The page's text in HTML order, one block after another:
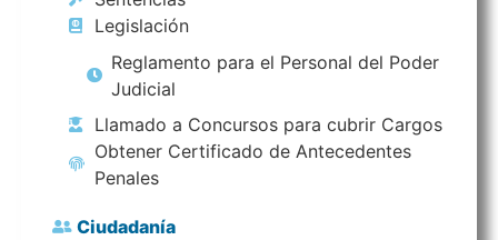
Legislación
Reglamento para el Personal del Poder
Judicial
Llamado a Concursos para cubrir Cargos
Obtener Certificado de Antecedentes
Penales
Ciudadanía